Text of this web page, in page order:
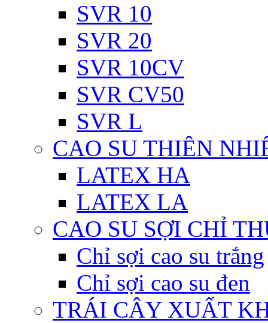
SVR 10
SVR 20
SVR 10CV
SVR CV50
SVR L
CAO SU THIÊN
LATEX HA
LATEX LA
CAO SU SỢI CHỈ
Chỉ sợi cao su trắng
Chỉ sợi cao su đen
TRÁI CÂY XUẤT